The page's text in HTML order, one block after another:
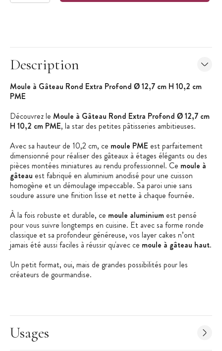
Description
Moule à Gâteau Rond Extra Profond Ø 12,7 cm H 10,2 cm
PME
Découvrez le Moule à Gâteau Rond Extra Profond Ø 12,7 cm
H 10,2 cm PME, la star des petites pâtisseries ambitieuses.
Avec sa hauteur de 10,2 cm, ce moule PME est parfaitement
dimensionné pour réaliser des gâteaux à étages élégants ou des
pièces montées miniatures au rendu professionnel. Ce moule à
gâteau est fabriqué en aluminium anodisé pour une cuisson
homogène et un démoulage impeccable. Sa paroi unie sans
soudure assure une finition lisse et nette à chaque fournée.
À la fois robuste et durable, ce moule aluminium est pensé
pour vous suivre longtemps en cuisine. Et avec sa forme ronde
classique et sa profondeur généreuse, vos layer cakes n’ont
jamais été aussi faciles à réussir qu'avec ce moule à gâteau haut.
Un petit format, oui, mais de grandes possibilités pour les
créateurs de gourmandise.
Moule à gâteau haut
Idéal pour les layer cake
Moule à paroi unie sans soudure
Usages